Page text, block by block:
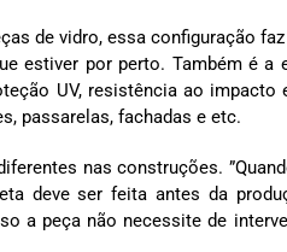
de vidro, essa configuração
estiver por perto. Também é a
UV, resistência ao impacto
passarelas, fachadas e etc.
nas construções.
deve ser feita antes da
a peça não necessite de